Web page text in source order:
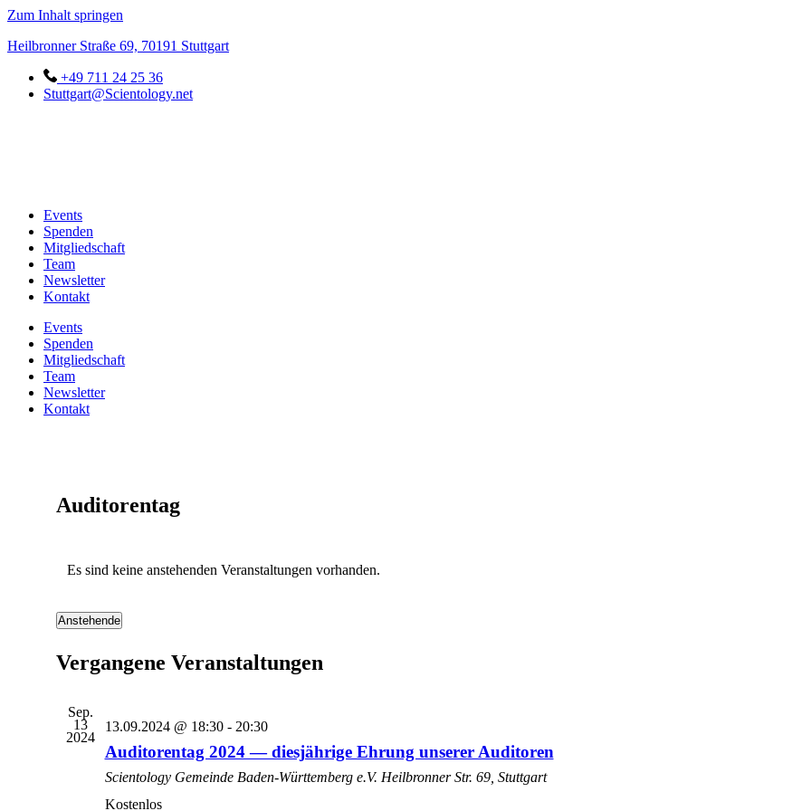
Zum Inhalt springen
Heilbronner Straße 69, 70191 Stuttgart
+49 711 24 25 36
Stuttgart@Scientology.net
Events
Spenden
Mitgliedschaft
Team
Newsletter
Kontakt
Events
Spenden
Mitgliedschaft
Team
Newsletter
Kontakt
Auditorentag
Es sind keine anstehenden Veranstaltungen vorhanden.
Anstehende
wählen.
Vergangene Veranstaltungen
Sep.
13
2024
13.09.2024 @ 18:30- 20:30
Auditorentag 2024 — diesjährige Ehrung unserer Auditoren
Scientology Gemeinde Baden-Württemberg e.V. Heilbronner Str. 69, Stuttgart
Kostenlos